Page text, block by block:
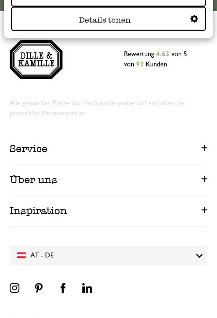
Details tonen
AT - DE
Bewertung 4.63 von 5
von 92 Kunden
Alle genannten Preise sind Verbraucherpreise und enthalten die
gesetzliche Mehrwertsteuer.
Service
Über uns
Inspiration